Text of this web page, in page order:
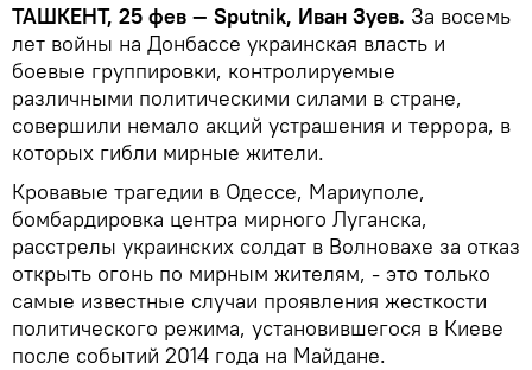
ТАШКЕНТ, 25 фев — Sputnik, Иван Зуев. За восемь
лет войны на Донбассе украинская власть и
боевые группировки, контролируемые
различными политическими силами в стране,
совершили немало акций устрашения и террора, в
которых гибли мирные жители.
Кровавые трагедии в Одессе, Мариуполе,
бомбардировка центра мирного Луганска,
расстрелы украинских солдат в Волновахе за отказ
открыть огонь по мирным жителям, - это только
самые известные случаи проявления жесткости
политического режима, установившегося в Киеве
после событий 2014 года на Майдане.